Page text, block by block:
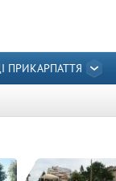
ПРИКАРПАТТЯ